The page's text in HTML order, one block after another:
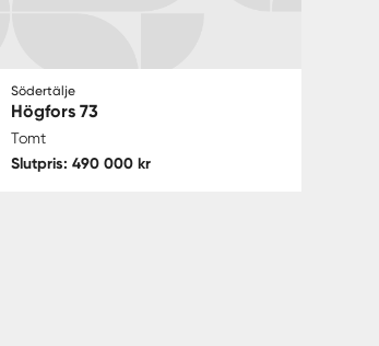
Södertälje
Högfors 73
Tomt
Slutpris: 490 000 kr